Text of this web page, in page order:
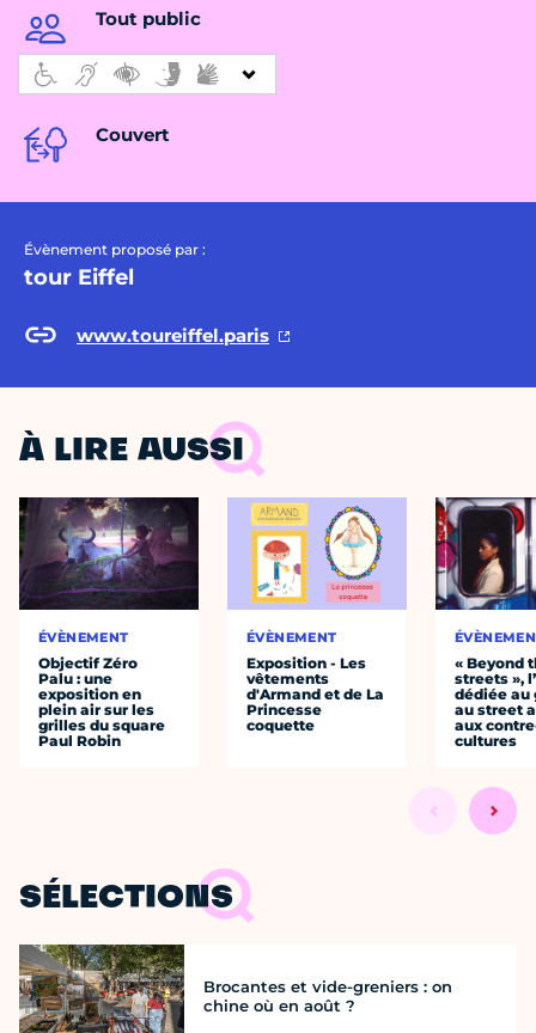
Tout public
Couvert
Évènement proposé par :
tour Eiffel
www.toureiffel.paris
À LIRE AUSSI
ÉVÈNEMENT
Objectif Zéro
Palu : une
exposition en
plein air sur les
grilles du square
Paul Robin
ÉVÈNEMENT
Exposition - Les
vêtements
d'Armand et de La
Princesse
coquette
« Beyond
streets »,
dédiée au
au street
aux
cultures
SÉLECTIONS
Brocantes et vide-greniers : on
chine où en août ?